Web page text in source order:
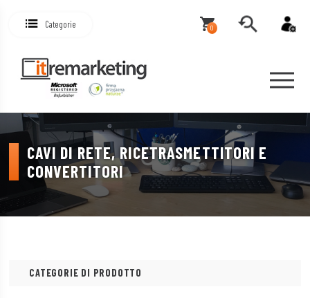
Categorie 0
CAVI DI RETE, RICETRASMETTITORI E
CONVERTITORI
CATEGORIE DI PRODOTTO